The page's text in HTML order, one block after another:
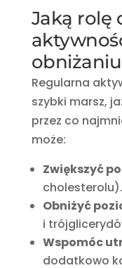
Jaką rolę
Regularna
szybki marsz,
przez co
może:
Zwiększyć
cholesterolu).
Obniżyć
i
Wspomóc
dodatkowo